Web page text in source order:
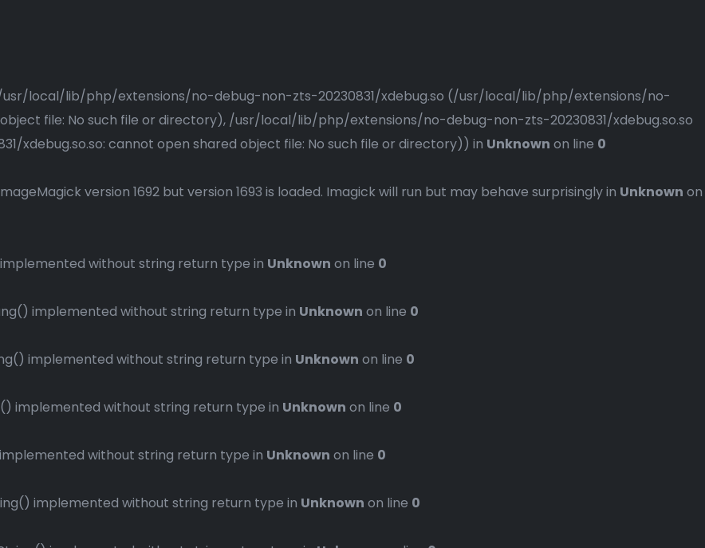
/usr/local/lib/php/extensions/no-debug-non-zts-20230831/xdebug.so (/usr/local/lib/php/extensions/no-
file: No such file or directory), /usr/local/lib/php/extensions/no-debug-non-zts-20230831/xdebug.so.so
cannot open shared object file: No such file or directory)) in Unknown on line 0
version 1692 but version 1693 is loaded. Imagick will run but may behave surprisingly in Unknown on
without string return type in Unknown on line 0
implemented without string return type in Unknown on line 0
implemented without string return type in Unknown on line 0
implemented without string return type in Unknown on line 0
without string return type in Unknown on line 0
implemented without string return type in Unknown on line 0